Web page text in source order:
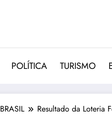
POLÍTICA TURISMO
BRASIL Resultado da